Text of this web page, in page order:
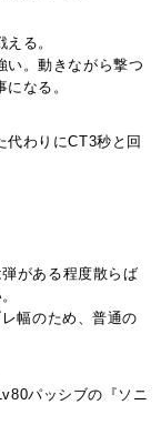
る。
い。動きながら撃つ
なる。
代わりにCT3秒と回
がある程度散らば
幅のため、普通の
パッシブの『ソニ